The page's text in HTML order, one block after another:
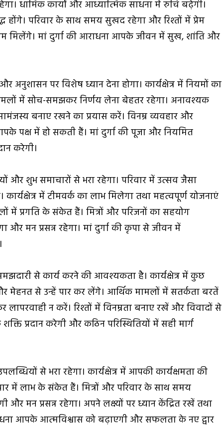
धार्मिक कार्यों और आध्यात्मिक साधना में रुचि बढ़ेगी।
परिवार के साथ समय सुखद रहेगा और रिश्तों में प्रेम
मिलेंगे। मां दुर्गा की आराधना आपके जीवन में सुख, शांति और
अनुशासन पर विशेष ध्यान देना होगा। कार्यक्षेत्र में नियमों का
में सोच-समझकर निर्णय लेना बेहतर रहेगा। अनावश्यक
बनाए रखने का प्रयास करें। विनम्र व्यवहार और
पक्ष में हो सकती हैं। मां दुर्गा की पूजा और नियमित
करेगी।
और शुभ समाचारों से भरा रहेगा। परिवार में उत्सव जैसा
में टीमवर्क का लाभ मिलेगा तथा महत्वपूर्ण योजनाएं
में प्रगति के संकेत हैं। मित्रों और परिजनों का सहयोग
और मन प्रसन्न रहेगा। मां दुर्गा की कृपा से जीवन में
से कार्य करने की आवश्यकता है। कार्यक्षेत्र में कुछ
से उन्हें पार कर लेंगे। आर्थिक मामलों में सतर्कता बरतें
न करें। रिश्तों में विनम्रता बनाए रखें और विवादों से
प्रदान करेगी और कठिन परिस्थितियों में सही मार्ग
से भरा रहेगा। कार्यक्षेत्र में आपकी कार्यक्षमता की
में लाभ के संकेत हैं। मित्रों और परिवार के साथ समय
मन प्रसन्न रहेगा। अपने लक्ष्यों पर ध्यान केंद्रित रखें तथा
आपके आत्मविश्वास को बढ़ाएगी और सफलता के नए द्वार